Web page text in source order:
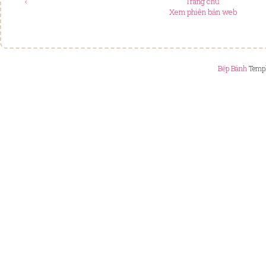
Xem phiên bản web
Bếp Bánh